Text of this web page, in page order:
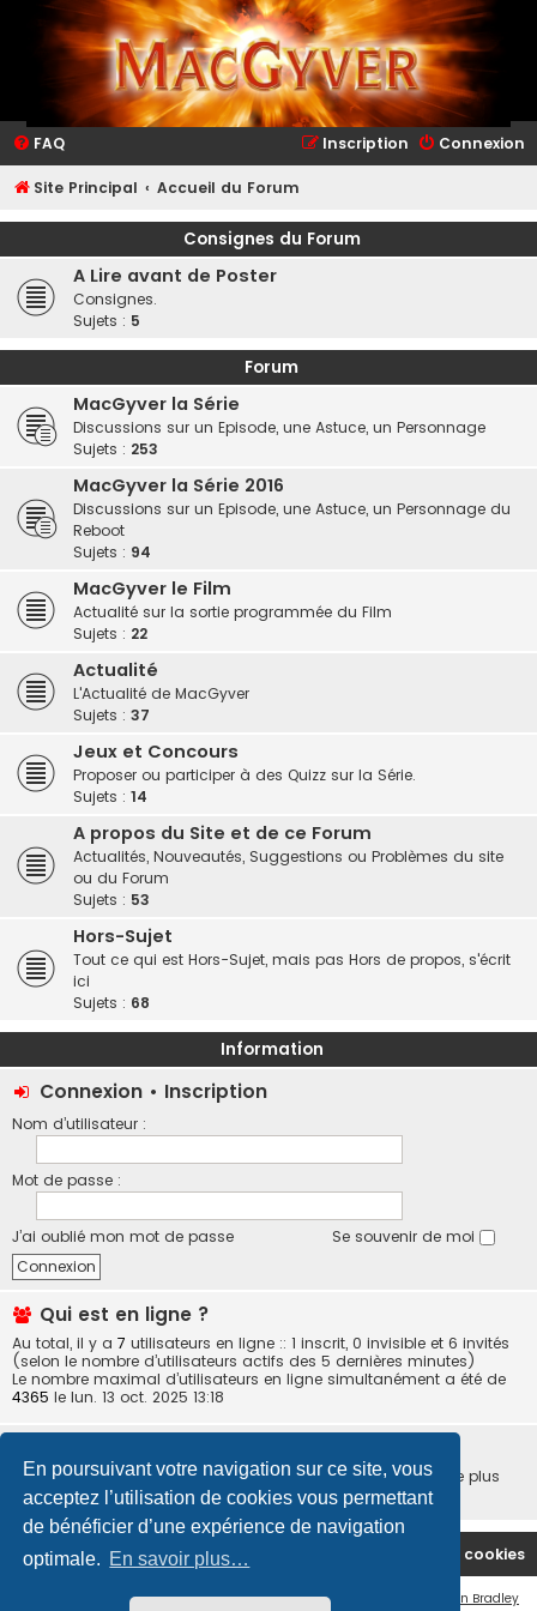
En poursuivant votre navigation sur ce site, vous
acceptez l’utilisation de cookies vous permettant
de bénéficier d’une expérience de navigation
optimale. En savoir plus…
FAQ Connexion
Inscription
Site Principal Accueil du Forum
Consignes du Forum
A Lire avant de Poster
Consignes.
Sujets : 5
Forum
MacGyver la Série
Discussions sur un Episode, une Astuce, un Personnage
Sujets : 253
MacGyver la Série 2016
Discussions sur un Episode, une Astuce, un Personnage du
Reboot
Sujets : 94
MacGyver le Film
Actualité sur la sortie programmée du Film
Sujets : 22
Actualité
L'Actualité de MacGyver
Sujets : 37
Jeux et Concours
Proposer ou participer à des Quizz sur la Série.
Sujets : 14
A propos du Site et de ce Forum
Actualités, Nouveautés, Suggestions ou Problèmes du site
ou du Forum
Sujets : 53
Hors-Sujet
Tout ce qui est Hors-Sujet, mais pas Hors de propos, s'écrit
ici
Sujets : 68
Information
Connexion • Inscription
Nom d’utilisateur :
Mot de passe :
J’ai oublié mon mot de passe Se souvenir de moi
Qui est en ligne ?
Au total, il y a 7 utilisateurs en ligne :: 1 inscrit, 0 invisible et 6 invités
(selon le nombre d’utilisateurs actifs des 5 dernières minutes)
Le nombre maximal d’utilisateurs en ligne simultanément a été de
4365 le lun. 13 oct. 2025 13:18
5411messages •540sujets •63membres • Notre membre le plus
récent estwagba
Site Principal Accueil du Forum Supprimer les cookies
Ian Bradley